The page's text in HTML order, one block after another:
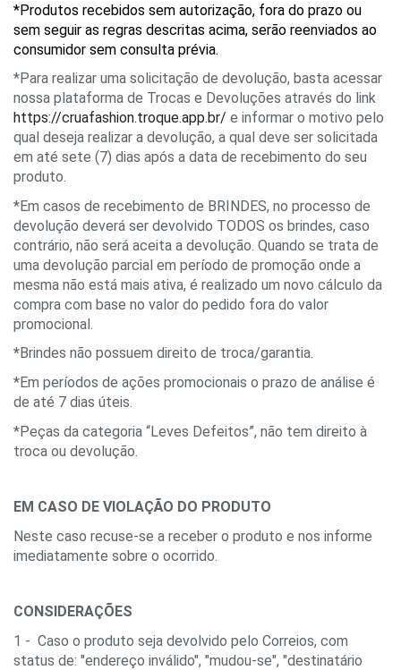
*Produtos recebidos sem autorização, fora do prazo ou
sem seguir as regras descritas acima, serão reenviados ao
consumidor sem consulta prévia.
*Para realizar uma solicitação de devolução, basta acessar
https://cruafashion.troque.app.br/ e informar o motivo pelo
qual deseja realizar a devolução, a qual deve ser solicitada
em até sete (7) dias após a data de recebimento do seu
produto.
*Em casos de recebimento de BRINDES, no processo de
devolução deverá ser devolvido TODOS os brindes, caso
contrário, não será aceita a devolução. Quando se trata de
uma devolução parcial em período de promoção onde a
mesma não está mais ativa, é realizado um novo cálculo da
compra com base no valor do pedido fora do valor
promocional.
*Brindes não possuem direito de troca/garantia.
*Em períodos de ações promocionais o prazo de análise é
de até 7 dias úteis.
*Peças da categoria “Leves Defeitos”, não tem direito à
troca ou devolução.
EM CASO DE VIOLAÇÃO DO PRODUTO
Neste caso recuse-se a receber o produto e nos informe
imediatamente sobre o ocorrido.
CONSIDERAÇÕES
1 -  Caso o produto seja devolvido pelo Correios, com
status de: "endereço inválido", "mudou-se", "destinatário